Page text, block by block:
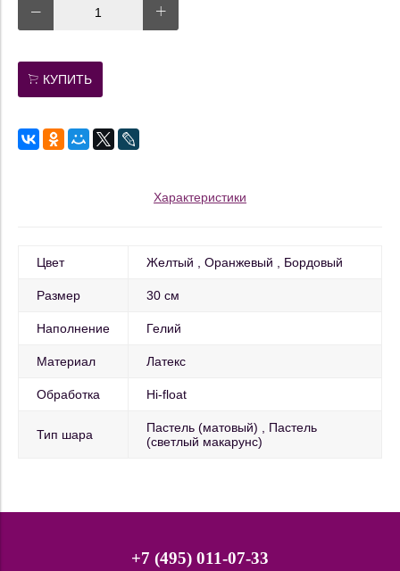
КУПИТЬ
Характеристики
Цвет Желтый Оранжевый Бордовый
Размер 30 см
Наполнение Гелий
Материал Латекс
Обработка Hi-float
Тип шара Пастель (матовый)
Пастель
(светлый макарунс)
+7 (495) 011-07-33